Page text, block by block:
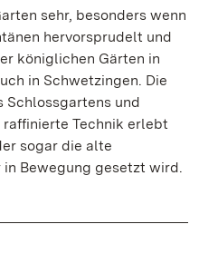
sehr, besonders wenn
hervorsprudelt und
königlichen Gärten in
in Schwetzingen. Die
Schlossgartens und
Technik erlebt
sogar die alte
Bewegung gesetzt wird.